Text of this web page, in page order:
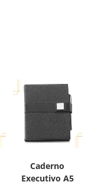
Caderno
Executivo A5